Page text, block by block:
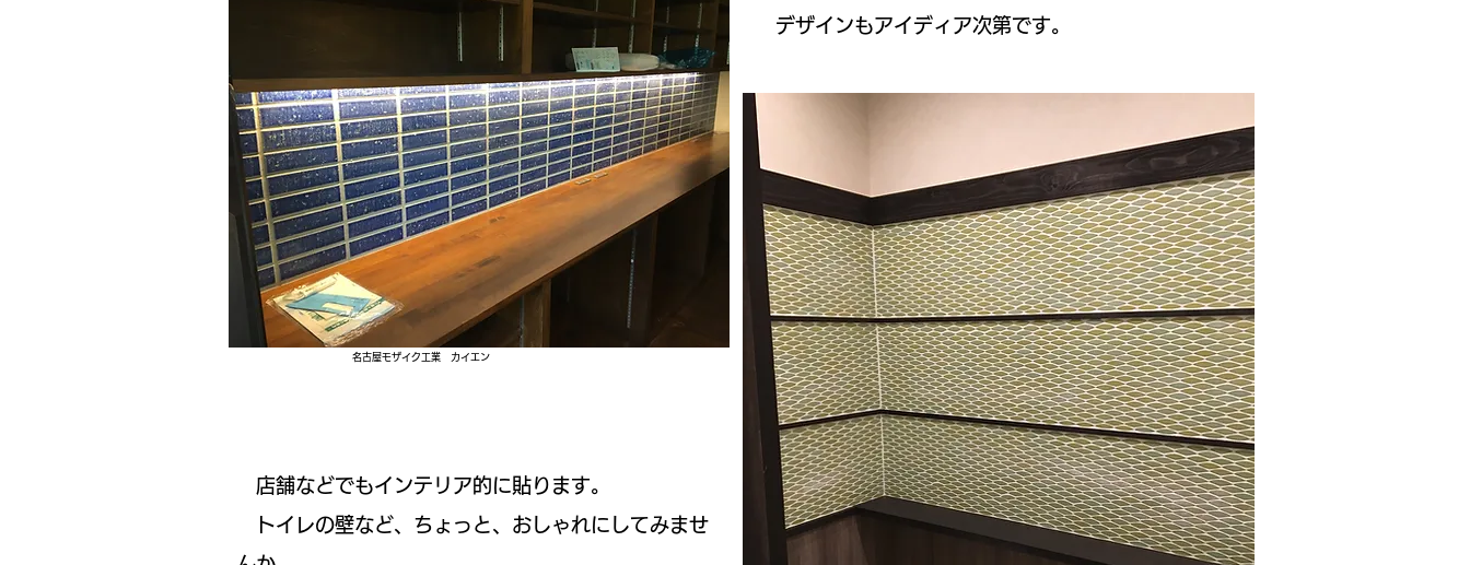
名古屋モザイク工業 カイエン
店舗などでもインテリア的に貼ります。
​ トイレの壁など、ちょっと、おしゃれにしてみませ
デザインもアイディア次第です。​